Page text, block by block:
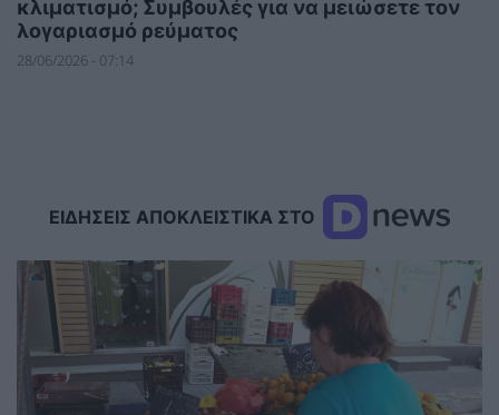
κλιματισμό; Συμβουλές για να μειώσετε τον
λογαριασμό ρεύματος
28/06/2026 - 07:14
ΕΙΔΗΣΕΙΣ ΑΠΟΚΛΕΙΣΤΙΚΑ ΣΤΟ